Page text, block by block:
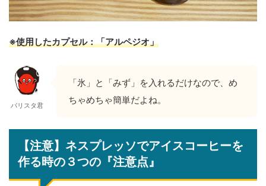
※使用したカプセル：「アルペジオ」
バリスタ君
「氷」と「みず」を入れるだけなので、め
ちゃめちゃ簡単だよね。
【注意】ネスプレッソでアイスコーヒーを
作る時の３つの『注意点』